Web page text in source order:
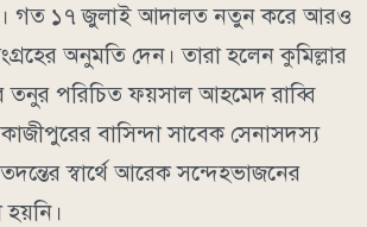
গত ১৭ জুলাই আদালত নতুন করে আরও
অনুমতি দেন। তারা হলেন কুমিল্লার
তনুর পরিচিত ফয়সাল আহমেদ রাব্বি
বাসিন্দা সাবেক সেনাসদস্য
স্বার্থে আরেক সন্দেহভাজনের
হয়নি।